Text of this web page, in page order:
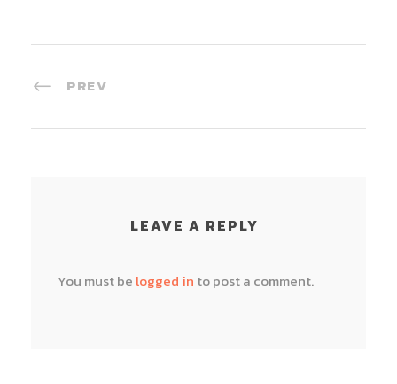
PREV
LEAVE A REPLY
You must be logged in to post a comment.